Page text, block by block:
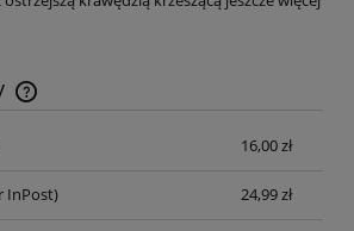
kosztów płatności
16,00 zł
InPost) 24,99 zł